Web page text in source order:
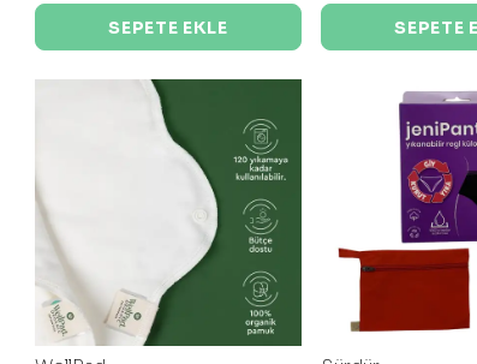
SEPETE EKLE SEPETE